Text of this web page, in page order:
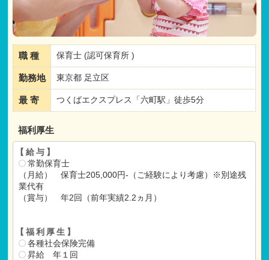
職 種 保育士 (認可保育所 )
勤務地 東京都 足立区
最 寄 つくばエクスプレス「六町駅」徒歩5分
福利厚生
【給与】
常勤保育士
（月給） 保育士205,000円-（ご経験により考慮）※別途残
業代有
（賞与） 年2回（前年実績2.2ヵ月）
【福利厚生】
各種社会保険完備
昇給 年１回